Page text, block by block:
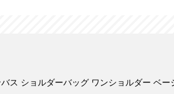
ス ショルダーバッグ ワンショルダー ベ